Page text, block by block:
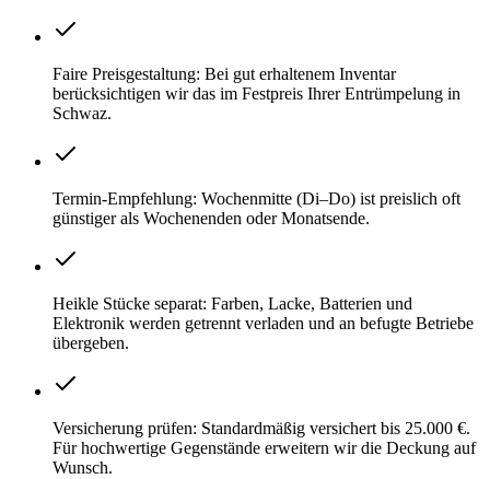
Faire Preisgestaltung: Bei gut erhaltenem Inventar
berücksichtigen wir das im Festpreis Ihrer Entrümpelung in
Schwaz.
Termin-Empfehlung: Wochenmitte (Di–Do) ist preislich oft
günstiger als Wochenenden oder Monatsende.
Heikle Stücke separat: Farben, Lacke, Batterien und
Elektronik werden getrennt verladen und an befugte Betriebe
übergeben.
Versicherung prüfen: Standardmäßig versichert bis 25.000 €.
Für hochwertige Gegenstände erweitern wir die Deckung auf
Wunsch.